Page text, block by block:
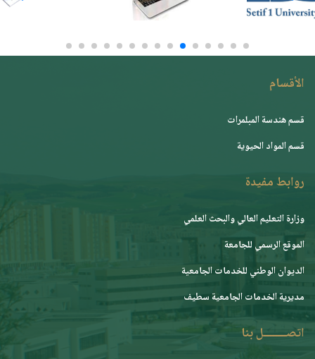
الأقسام
قسم هندسة المبلمرات
قسم المواد الحيوية
روابط مفيدة
وزارة التعليم العالي والبحث العلمي
الموقع الرسمي للجامعة
ﺍﻟﺪﻳﻮﺍﻥ ﺍﻟﻮﻃﻨﻲ ﻟﻠﺨﺪﻣﺎﺕ ﺍﻟﺠﺎﻣﻌﻴﺔ
مديرية الخدمات الجامعية سطيف
اتصــــــــل بنا